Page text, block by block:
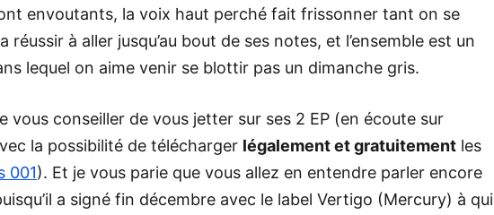
envoutants, la voix haut perché fait frissonner tant on se
réussir à aller jusqu’au bout de ses notes, et l’ensemble est un
lequel on aime venir se blottir pas un dimanche gris.
vous conseiller de vous jetter sur ses 2 EP (en écoute sur
la possibilité de télécharger légalement et gratuitement les
001). Et je vous parie que vous allez en entendre parler encore
a signé fin décembre avec le label Vertigo (Mercury) à qui